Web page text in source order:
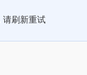
请刷新重试